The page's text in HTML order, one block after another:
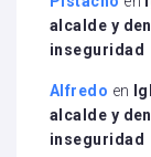
alcalde y
inseguridad
Alfredo en
alcalde y
inseguridad